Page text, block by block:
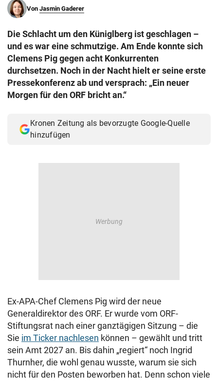
Von Jasmin Gaderer
Die Schlacht um den Küniglberg ist geschlagen –
und es war eine schmutzige. Am Ende konnte sich
Clemens Pig gegen acht Konkurrenten
durchsetzen. Noch in der Nacht hielt er seine erste
Pressekonferenz ab und versprach: „Ein neuer
Morgen für den ORF bricht an.“
Kronen Zeitung als bevorzugte Google-Quelle
hinzufügen
Ex-APA-Chef Clemens Pig wird der neue
Generaldirektor des ORF. Er wurde vom ORF-
Stiftungsrat nach einer ganztägigen Sitzung – die
Sie im Ticker nachlesen können – gewählt und tritt
sein Amt 2027 an. Bis dahin „regiert“ noch Ingrid
Thurnher, die wohl genau wusste, warum sie sich
nicht für den Posten beworben hat. Denn schon viele